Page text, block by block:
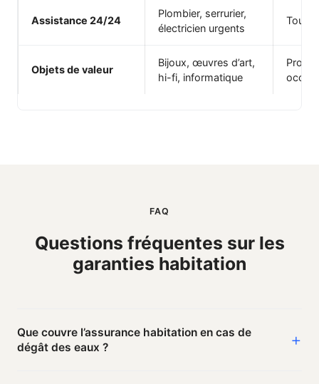
Assistance 24/24
Plombier, serrurier,
électricien urgents
Tous
Objets de valeur
Bijoux, œuvres d’art,
hi-fi, informatique
FAQ
Questions fréquentes sur les
garanties habitation
Que couvre l’assurance habitation en cas de
dégât des eaux ?